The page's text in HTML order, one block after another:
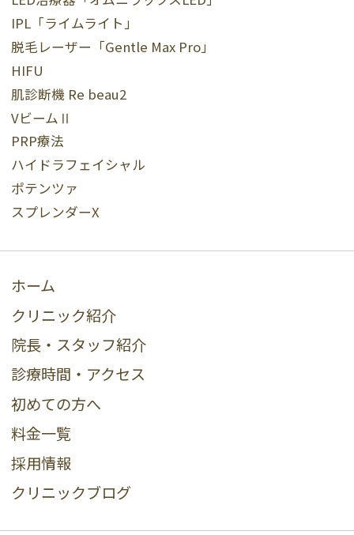
IPL「ライムライト」
脱毛レーザー「Gentle Max Pro」
HIFU
肌診断機 Re beau2
VビームⅡ
PRP療法
ハイドラフェイシャル
ポテンツァ
スプレンダーX
ホーム
クリニック紹介
院長・スタッフ紹介
診療時間・アクセス
初めての方へ
料金一覧
採用情報
クリニックブログ